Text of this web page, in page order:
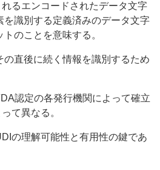
るエンコードされたデータ文字
を識別する定義済みのデータ文字
のことを意味する。
の直後に続く情報を識別するため
認定の各発行機関によって確立
て異なる。
の理解可能性と有用性の鍵であ